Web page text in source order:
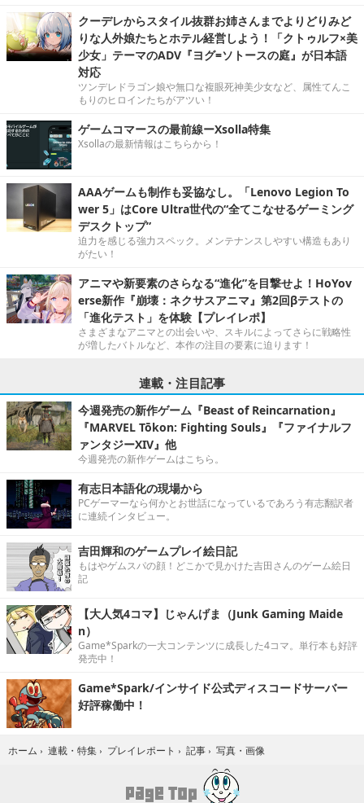
クーデレからスタイル抜群お姉さんまでよりどりみど
りな人外娘たちとホテル経営しよう！「クトゥルフ×美
少女」テーマのADV『ヨグ=ソトースの庭』が日本語
対応
ツンデレドラゴン娘や無口な複眼死神美少女など、属性てんこ
もりのヒロインたちがアツい！
ゲームコマースの最前線ーXsolla特集
Xsollaの最新情報はこちらから！
AAAゲームも制作も妥協なし。「Lenovo Legion To
wer 5」はCore Ultra世代の“全てこなせるゲーミング
デスクトップ”
迫力を感じる強力スペック。メンテナンスしやすい構造もあり
がたい！
アニマや新要素のさらなる“進化”を目撃せよ！HoYov
erse新作『崩壊：ネクサスアニマ』第2回βテストの
「進化テスト」を体験【プレイレポ】
さまざまなアニマとの出会いや、スキルによってさらに戦略性
が増したバトルなど、本作の注目の要素に迫ります！
連載・注目記事
今週発売の新作ゲーム『Beast of Reincarnation』
『MARVEL Tōkon: Fighting Souls』『ファイナルフ
ァンタジーXIV』他
今週発売の新作ゲームはこちら。
有志日本語化の現場から
PCゲーマーなら何かとお世話になっているであろう有志翻訳者
に連続インタビュー。
吉田輝和のゲームプレイ絵日記
もはやゲムスパの顔！どこかで見かけた吉田さんのゲーム絵日
記
【大人気4コマ】じゃんげま（Junk Gaming Maide
n）
Game*Sparkの一大コンテンツに成長した4コマ。単行本も好評
発売中！
Game*Spark/インサイド公式ディスコードサーバー
好評稼働中！
ホーム › 連載・特集 › プレイレポート › 記事 › 写真・画像